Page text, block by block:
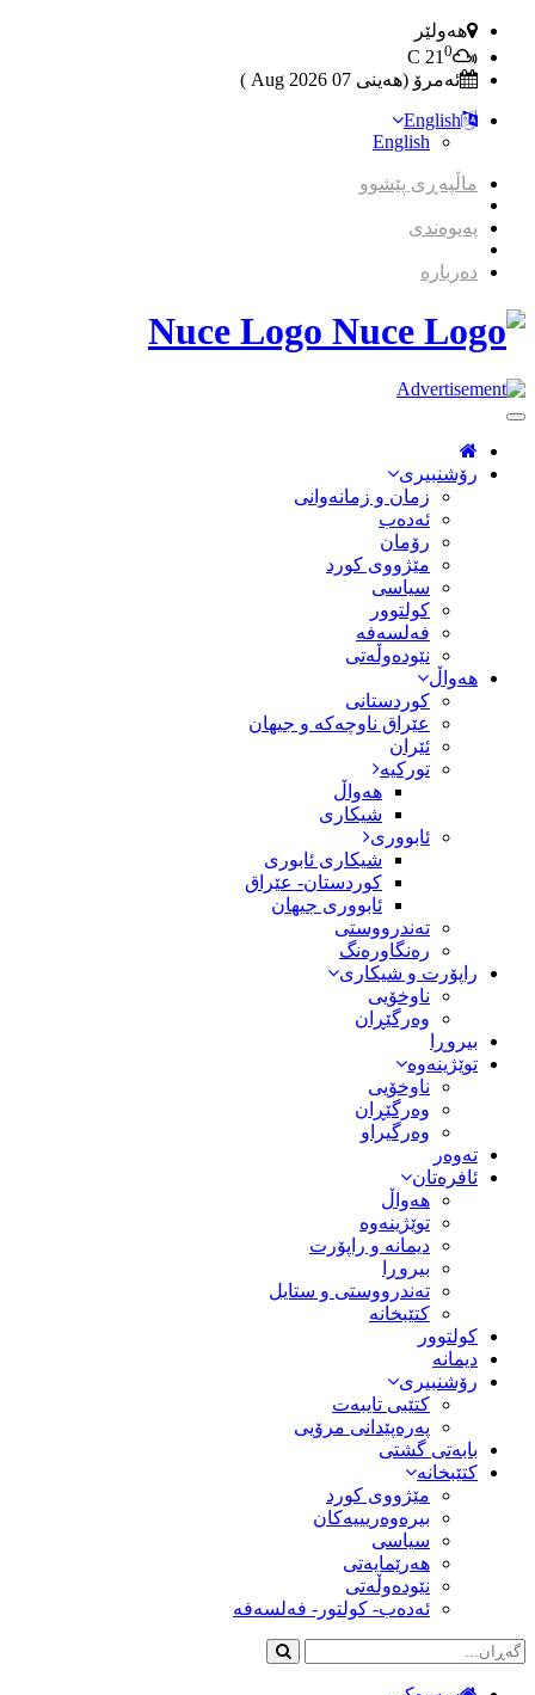
هەولێر
21 0
ئەمرۆ (هەینی 07 2026 Aug )
English
English
ماڵپەڕی پێشوو
پەیوەندی
دەربارە
Nuce Logo
Toggle
Navigation
رۆشنبیری
زمان و زمانه‌وانی
ئەدەب
رۆمان
مێژووى کورد
سیاسى
کولتوور
فەلسەفە
نێودەوڵەتی
هەواڵ
کوردستانی
عێراق ناوچەکە و جیهان
ئێران
تورکیە
هەواڵ
شیکاری
ئابووری
شیکاری ئابوری
کوردستان- عێراق
ئابووری جیهان
تەندرووستی
رەنگاورەنگ
راپۆرت و شیکاری
ناوخۆیی
وەرگێڕان
بیروڕا
توێژینەوە
ناوخۆیی
وەرگێڕان
وەرگیراو
تەوەر
ئافرەتان
هەواڵ
توێژینەوە
دیمانە و راپۆرت
بیروڕا
تەندرووستی و ستایل
کتێبخانە
کولتوور
دیمانە
رۆشنبیری
کتێبی تایبەت
پەرەپێدانی مرۆیی
بابەتی گشتی
کتێبخانە
مێژووى کورد
بیرەوەریییەکان
سیاسى
هەرێمایەتی
نێودەوڵەتی
ئەدەب- کولتور- فەلسەفە